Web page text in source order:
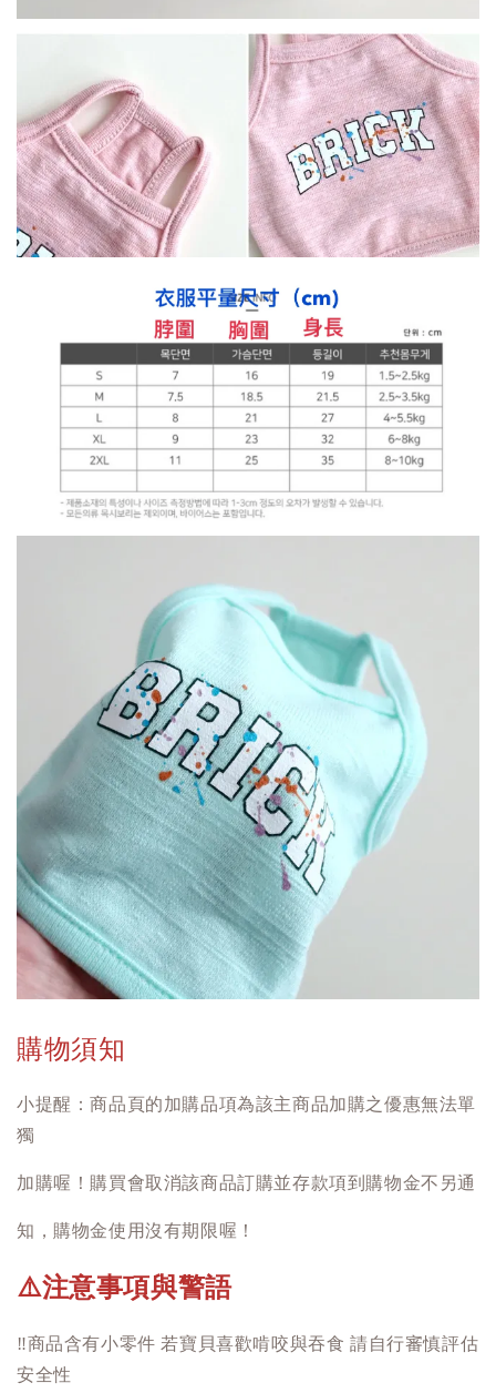
購物須知
小提醒：商品頁的加購品項為該主商品加購之優惠無法單
獨
加購喔！購買會取消該商品訂購並存款項到購物金不另通
知，購物金使用沒有期限喔！
⚠️注意事項與警語
‼️商品含有小零件 若寶貝喜歡啃咬與吞食 請自行審慎評估
安全性